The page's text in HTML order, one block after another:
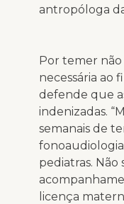
antropóloga
Por temer não
necessária ao
defende que
indenizadas.
semanais de
pediatras. Não
licença